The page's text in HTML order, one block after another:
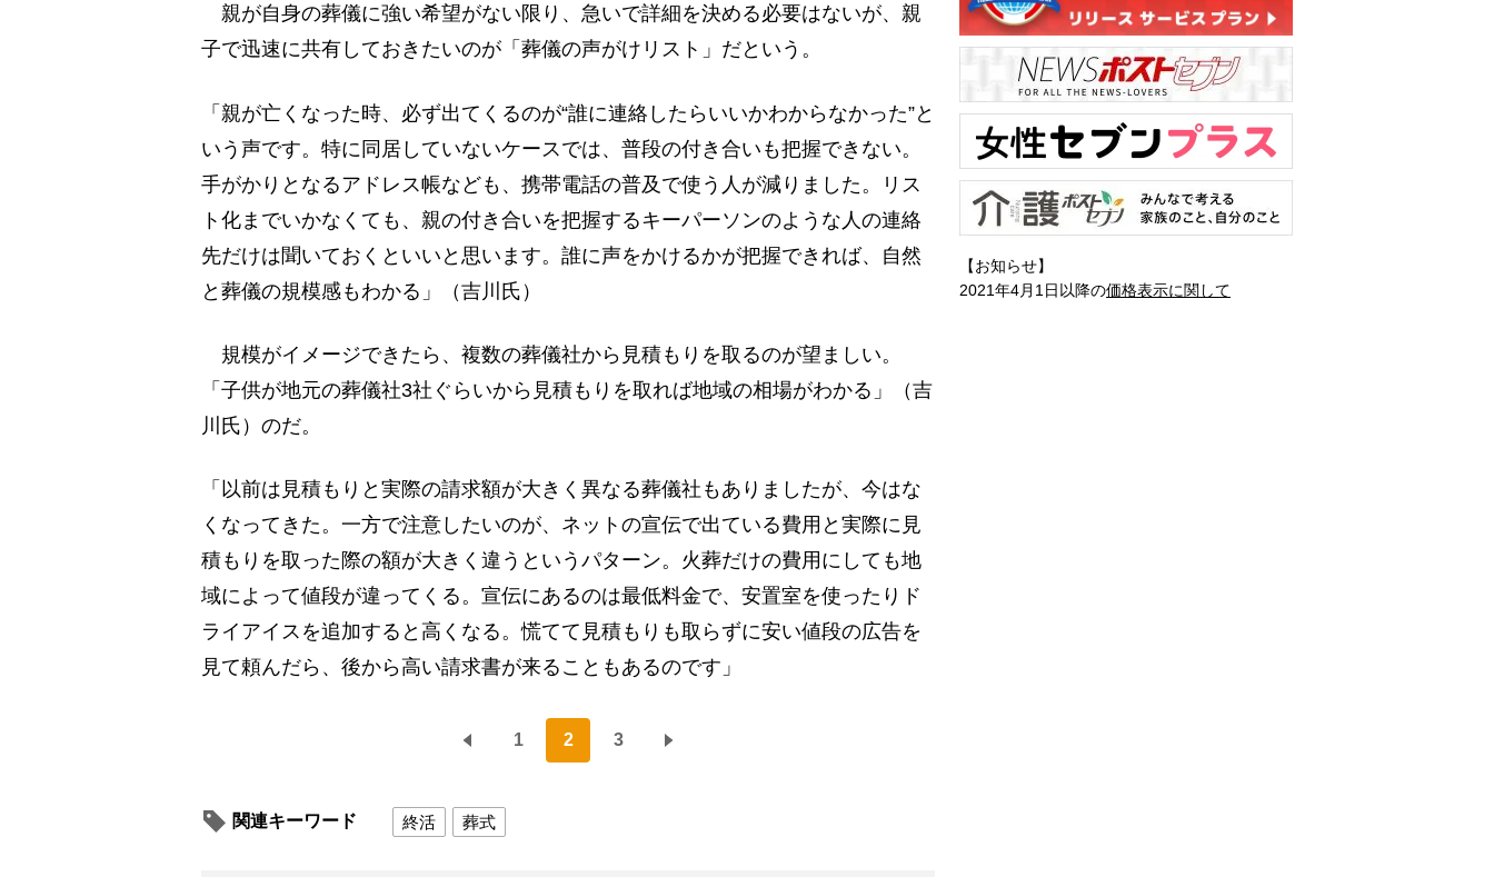
親が自身の葬儀に強い希望がない限り、急いで詳細を決める必要はないが、親
子で迅速に共有しておきたいのが「葬儀の声がけリスト」だという。
「親が亡くなった時、必ず出てくるのが“誰に連絡したらいいかわからなかった”と
いう声です。特に同居していないケースでは、普段の付き合いも把握できない。
手がかりとなるアドレス帳なども、携帯電話の普及で使う人が減りました。リス
ト化までいかなくても、親の付き合いを把握するキーパーソンのような人の連絡
先だけは聞いておくといいと思います。誰に声をかけるかが把握できれば、自然
と葬儀の規模感もわかる」（吉川氏）
規模がイメージできたら、複数の葬儀社から見積もりを取るのが望ましい。
「子供が地元の葬儀社3社ぐらいから見積もりを取れば地域の相場がわかる」（吉
川氏）のだ。
「以前は見積もりと実際の請求額が大きく異なる葬儀社もありましたが、今はな
くなってきた。一方で注意したいのが、ネットの宣伝で出ている費用と実際に見
積もりを取った際の額が大きく違うというパターン。火葬だけの費用にしても地
域によって値段が違ってくる。宣伝にあるのは最低料金で、安置室を使ったりド
ライアイスを追加すると高くなる。慌てて見積もりも取らずに安い値段の広告を
見て頼んだら、後から高い請求書が来ることもあるのです」
1 2 3
関連キーワード 終活 葬式
【お知らせ】
2021年4月1日以降の価格表示に関して